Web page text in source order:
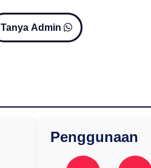
Tanya Admin
Penggunaan